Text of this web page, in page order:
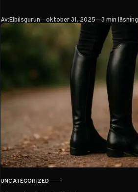
Av:Elbilsgurun Publicerad
oktober 31, 2025 3 min läsning
KATEGORI
UNCATEGORIZED